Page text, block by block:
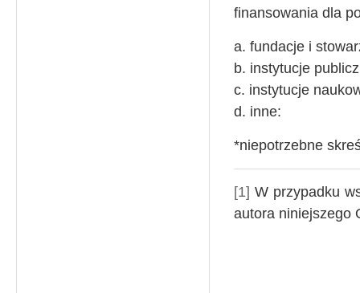
finansowania dla
a. fundacje i
b. instytucje
c. instytucje
d. inne:
*niepotrzebne
[1] W przypadku
autora niniejszego